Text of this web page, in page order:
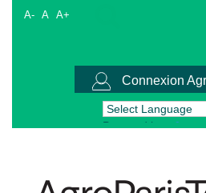
A- A A+
Connexion
Powered by